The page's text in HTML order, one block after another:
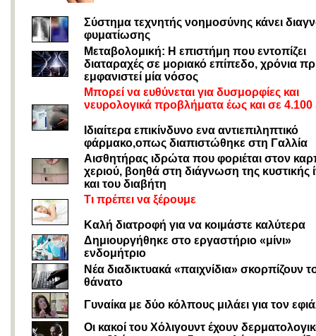
Σύστημα τεχνητής νοημοσύνης κάνει
φυματίωσης
Μεταβολομική: Η επιστήμη που εντοπίζει
διαταραχές σε μοριακό επίπεδο, χρόνια
εμφανιστεί μία νόσος
Μπορεί να ευθύνεται για δυσμορφίες και
νευρολογικά προβλήματα έως και σε
Ιδιαίτερα επικίνδυνο ενα αντιεπιληπτικό
φάρμακο,οπως διαπιστώθηκε στη Γαλλία
Aισθητήρας ιδρώτα που φοριέται στον
χεριού, βοηθά στη διάγνωση της κυστικής
και του διαβήτη
Τι πρέπει να ξέρουμε
Καλή διατροφή για να κοιμάστε καλύτερα
Δημιουργήθηκε στο εργαστήριο «μίνι»
ενδομήτριο
Νέα διαδικτυακά «παιχνίδια» σκορπίζουν
θάνατο
Γυναίκα με δύο κόλπους μιλάει για τον
Οι κακοί του Χόλιγουντ έχουν